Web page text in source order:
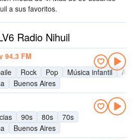
a sus favoritos.
Radio Nihuil
94.3 FM
Rock Pop Música infantil
Buenos Aires
90s 80s
70s
Buenos Aires